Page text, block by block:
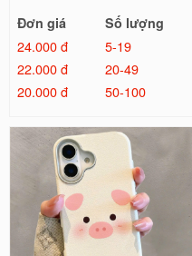
Đơn giá
Số lượng
24.000 đ
5-19
22.000 đ
20-49
20.000 đ
50-100